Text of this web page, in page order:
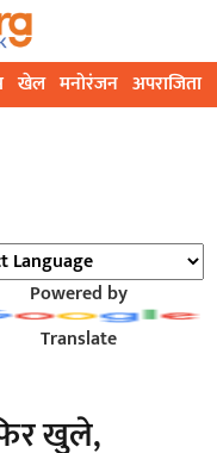
खेल मनोरंजन अपराजिता
Powered by
Translate
खुले,